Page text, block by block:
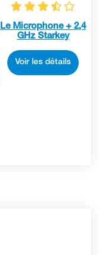
Le Microphone + 2,4
GHz Starkey
Voir les détails